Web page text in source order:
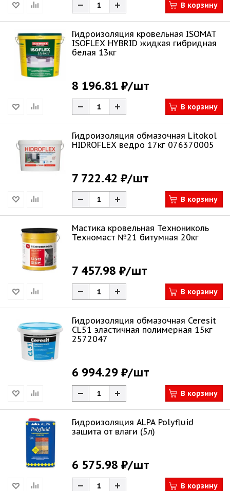
В корзину
Гидроизоляция кровельная ISOMAT
ISOFLEX HYBRID жидкая гибридная
белая 13кг
8 196.81 ₽/шт
В корзину
Гидроизоляция обмазочная Litokol
HIDROFLEX ведро 17кг 076370005
7 722.42 ₽/шт
В корзину
Мастика кровельная Технониколь
Техномаст №21 битумная 20кг
7 457.98 ₽/шт
В корзину
Гидроизоляция обмазочная Ceresit
CL51 эластичная полимерная 15кг
2572047
6 994.29 ₽/шт
В корзину
Гидроизоляция ALPA Polyfluid
защита от влаги (5л)
6 575.98 ₽/шт
В корзину